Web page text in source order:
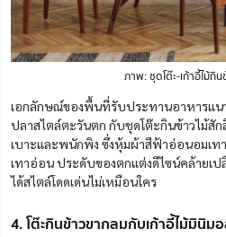
ภาพ: ชุดโต๊ะ-เก้าอี้ไม้กิ
เอกลักษณ์ของพื้นที่รับประทานอาหารแน
ปลาสไตล์ตะวันตก กับชุดโต๊ะกินข้าวไม้สัก
เบาะและพนักพิง ซึ่งหุ้มผ้าสีฟ้าอ่อนอมเท
เทาอ่อน ประดับของตกแต่งดีไซน์คล้ายเ
ได้สไตล์โดดเด่นไม่เหมือนใคร
4. โต๊ะกินข้าวขากลมกับเก้าอี้ไม้มินิม